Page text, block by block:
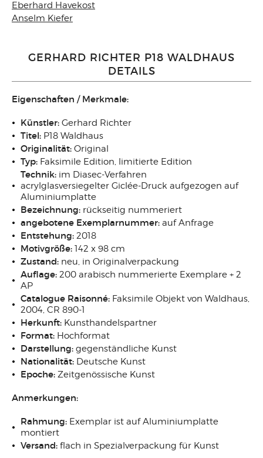
Eberhard Havekost
Anselm Kiefer
GERHARD RICHTER P18 WALDHAUS
DETAILS
Eigenschaften / Merkmale:
Künstler: Gerhard Richter
Titel: P18 Waldhaus
Originalität: Original
Typ: Faksimile Edition, limitierte Edition
Technik: im Diasec-Verfahren
acrylglasversiegelter Giclée-Druck aufgezogen auf
Aluminiumplatte
Bezeichnung: rückseitig nummeriert
angebotene Exemplarnummer: auf Anfrage
Entstehung: 2018
Motivgröße: 142 x 98 cm
Zustand: neu, in Originalverpackung
Auflage: 200 arabisch nummerierte Exemplare + 2
AP
Catalogue Raisonné: Faksimile Objekt von Waldhaus,
2004, CR 890-1
Herkunft: Kunsthandelspartner
Format: Hochformat
Darstellung: gegenständliche Kunst
Nationalität: Deutsche Kunst
Epoche: Zeitgenössische Kunst
Anmerkungen:
Rahmung: Exemplar ist auf Aluminiumplatte
montiert
Versand: flach in Spezialverpackung für Kunst